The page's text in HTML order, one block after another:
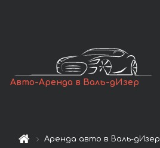
Авто-Аренда в Валь-дИзер
Аренда авто в Валь-дИзер